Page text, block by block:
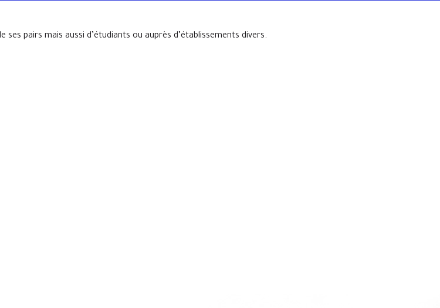
pairs mais aussi d’étudiants ou auprès d’établissements divers.